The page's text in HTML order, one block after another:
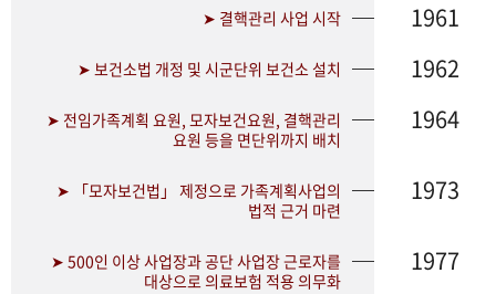
➤ 결핵관리 사업 시작 1961
➤ 보건소법 개정 및 시군단위 보건소 설치 1962
➤ 전임가족계획 요원, 모자보건요원, 결핵관리
요원 등을 면단위까지 배치
1964
➤ 「모자보건법」 제정으로 가족계획사업의
법적 근거 마련
1973
➤ 500인 이상 사업장과 공단 사업장 근로자를
대상으로 의료보험 적용 의무화
1977